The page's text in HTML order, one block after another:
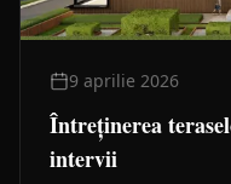
9 aprilie 2026
Întreținerea
intervii